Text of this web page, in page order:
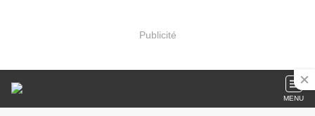
Publicité
MENU